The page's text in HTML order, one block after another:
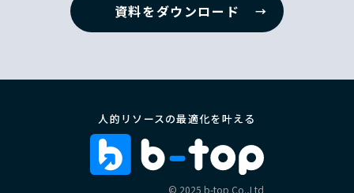
資料をダウンロード
人的リソースの最適化を叶える
©︎ 2025 b-top Co.,Ltd